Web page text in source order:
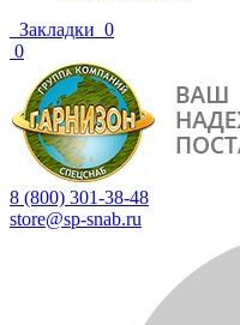
Закладки 0
0
8 (800) 301-38-48
store@sp-snab.ru